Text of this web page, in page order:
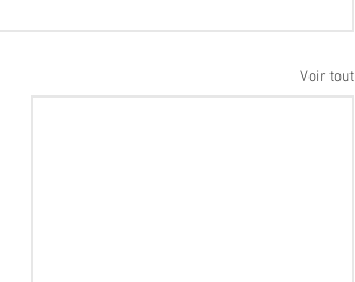
Voir tout